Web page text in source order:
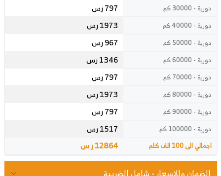
دورية - 30000 كم 797 رس
دورية - 40000 كم 1973 رس
دورية - 50000 كم 967 رس
دورية - 60000 كم 1346 رس
دورية - 70000 كم 797 رس
دورية - 80000 كم 1973 رس
دورية - 90000 كم 797 رس
دورية - 100000 كم 1517 رس
اجمالي الى 100 الف كلم 12864 ر س